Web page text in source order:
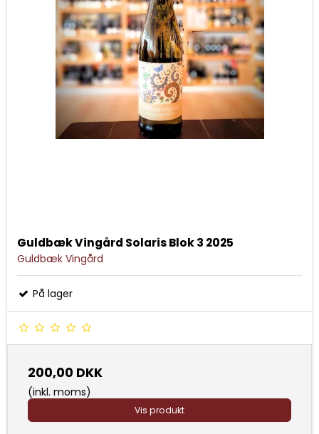
Guldbæk Vingård Solaris Blok 3 2025
Guldbæk Vingård
På lager
200,00 DKK
(inkl. moms)
Vis produkt